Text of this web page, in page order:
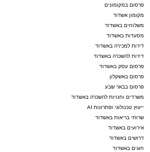
פרסום במקומונים
מקומון אשדוד
משלוחים באשדוד
מסעדות באשדוד
דירות למכירה באשדוד
דירות להשכרה באשדוד
פרסום עסק באשדוד
פרסום באשקלון
פרסום בבאר שבע
משרדים וחנויות להשכרה באשדוד
ייעוץ טכנולוגי ופתרונות AI
שרותי בריאות באשדוד
אירועים באשדוד
דרושים באשדוד
חוגים באשדוד